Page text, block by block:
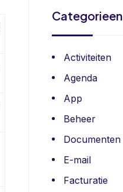
Categorieen
Activiteiten
Agenda
App
Beheer
Documenten
E-mail
Facturatie